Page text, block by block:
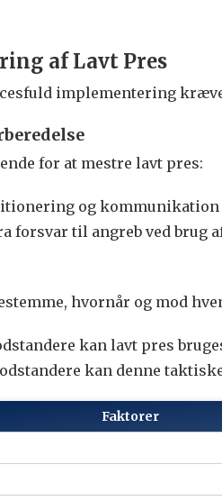
af Lavt Pres
implementering
for at mestre lavt pres:
og
forsvar til angreb ved brug
hvornår og mod
kan lavt pres
kan denne
Faktorer